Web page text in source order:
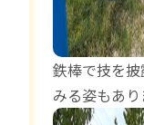
鉄棒で技を
みる姿もあ